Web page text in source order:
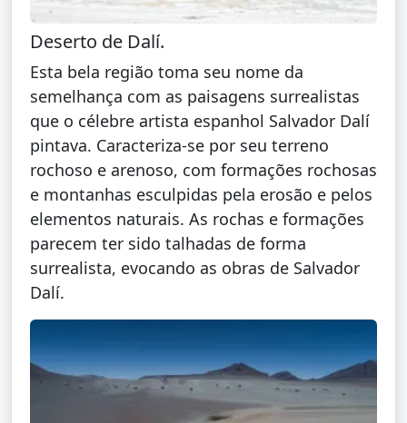
Deserto de Dalí.
Esta bela região toma seu nome da
semelhança com as paisagens surrealistas
que o célebre artista espanhol Salvador Dalí
pintava. Caracteriza-se por seu terreno
rochoso e arenoso, com formações rochosas
e montanhas esculpidas pela erosão e pelos
elementos naturais. As rochas e formações
parecem ter sido talhadas de forma
surrealista, evocando as obras de Salvador
Dalí.